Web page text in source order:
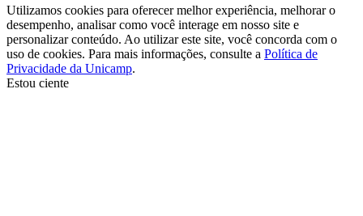
Utilizamos cookies para oferecer melhor experiência, melhorar o
desempenho, analisar como você interage em nosso site e
personalizar conteúdo. Ao utilizar este site, você concorda com o
uso de cookies. Para mais informações, consulte a Política de
Privacidade da Unicamp.
Estou ciente